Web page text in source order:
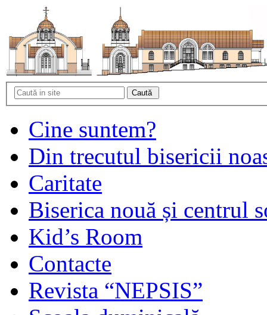
Cine suntem?
Din trecutul bisericii
Caritate
Biserica nouă și centrul
Kid’s Room
Contacte
Revista “NEPSIS”